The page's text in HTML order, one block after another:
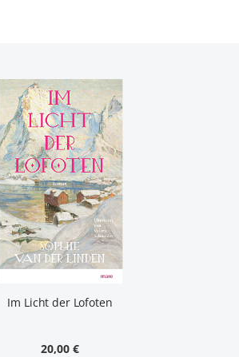
Im Licht der Lofoten
20,00 €